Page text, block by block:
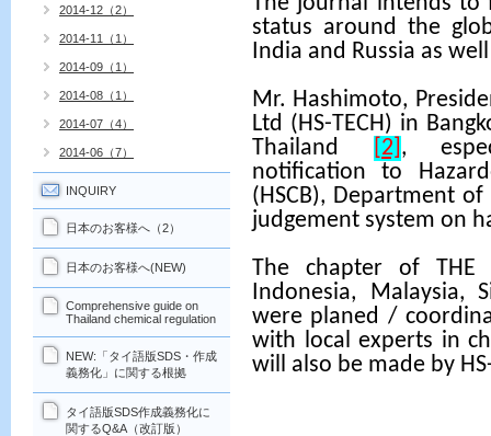
status around the
India and Russia as
Mr. Hashimoto,
Ltd (HS-TECH) in
Thailand
[2] ,
notification to
(HSCB), Department
judgement system on
The chapter of THE
Indonesia, Malaysia,
were planed /
with local experts in
will also be made by
2014-12（2）
2014-11（1）
2014-09（1）
2014-08（1）
2014-07（4）
2014-06（7）
INQUIRY
日本のお客様へ（2）
日本のお客様へ(NEW)
Comprehensive guide on
Thailand chemical regulation
NEW:「タイ語版SDS・作成
義務化」に関する根拠
タイ語版SDS作成義務化に
関するQ&A（改訂版）